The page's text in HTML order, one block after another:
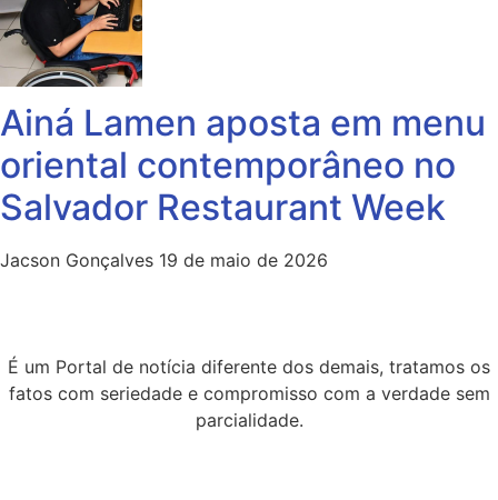
Ainá Lamen aposta em menu
oriental contemporâneo no
Salvador Restaurant Week
Jacson Gonçalves 19 de maio de 2026
É um Portal de notícia diferente dos demais, tratamos os
fatos com seriedade e compromisso com a verdade sem
parcialidade.